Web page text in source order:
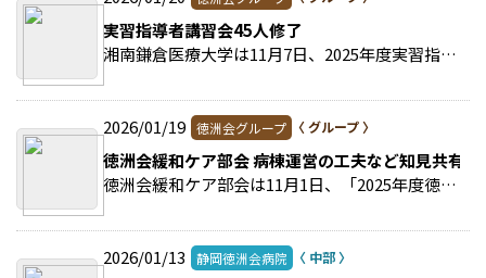
実習指導者講習会45人修了
湘南鎌倉医療大学は11月7日、2025年度実習指導者講習会の閉講式を行い、45人が修了証を受け取った。 >>続きを読む
2026/01/19 徳洲会グループ
徳洲会緩和ケア部会 病棟運営の工夫など知見共有
徳洲会緩和ケア部会は11月1日、「2025年度徳洲会緩和ケア部会」を開催した。 >>続きを読む
2026/01/13 静岡徳洲会病院